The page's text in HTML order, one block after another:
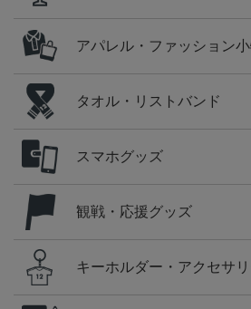
アパレル・ファッション
タオル・リストバンド
スマホグッズ
観戦・応援グッズ
キーホルダー・アクセサ